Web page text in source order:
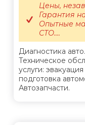
Диагностика
Техническое
услуги:
подготовка
Автозапчасти.
Цены,
Гарантия
Опытные
СТО....